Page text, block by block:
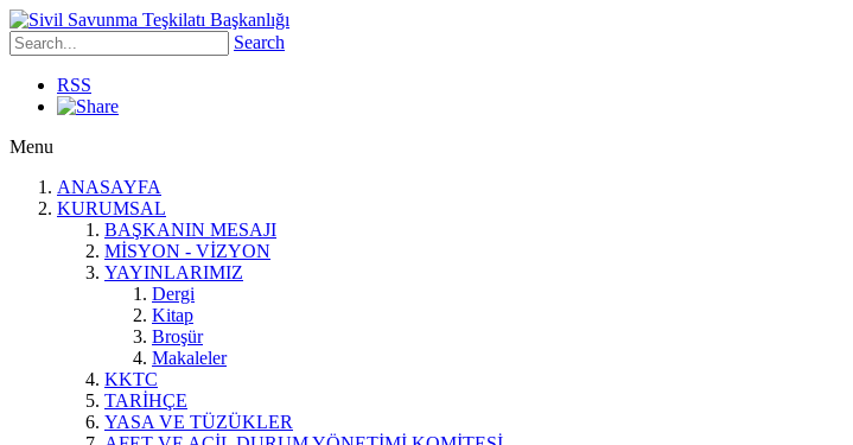
Search
RSS
Menu
ANASAYFA
KURUMSAL
BAŞKANIN MESAJI
MİSYON - VİZYON
YAYINLARIMIZ
Dergi
Kitap
Broşür
Makaleler
KKTC
TARİHÇE
YASA VE TÜZÜKLER